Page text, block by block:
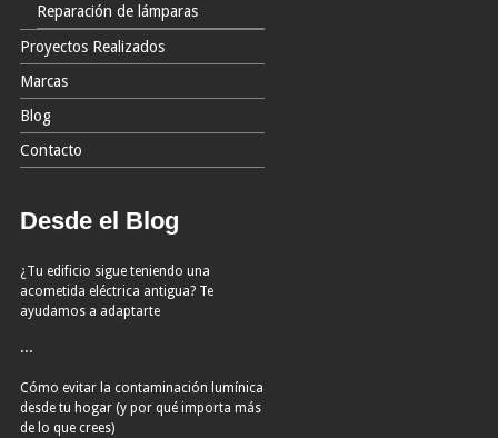
Reparación de lámparas
Proyectos Realizados
Marcas
Blog
Contacto
Desde el Blog
¿Tu edificio sigue teniendo una
acometida eléctrica antigua? Te
ayudamos a adaptarte
...
Cómo evitar la contaminación lumínica
desde tu hogar (y por qué importa más
de lo que crees)